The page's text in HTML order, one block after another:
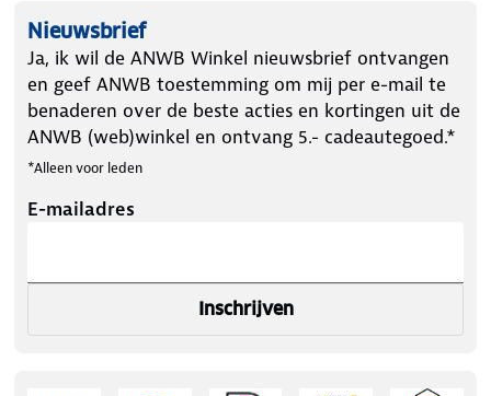
Nieuwsbrief
Ja, ik wil de ANWB Winkel nieuwsbrief ontvangen
en geef ANWB toestemming om mij per e-mail te
benaderen over de beste acties en kortingen uit de
ANWB (web)winkel en ontvang 5.- cadeautegoed.*
*Alleen voor leden
E-mailadres
Inschrijven